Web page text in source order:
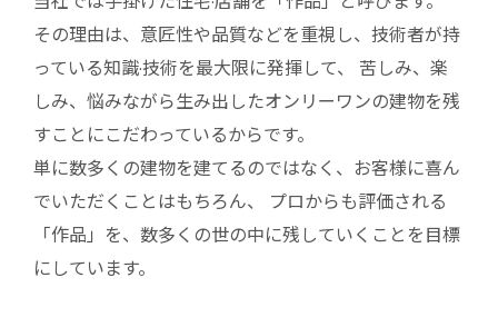
その理由は、意匠性や品質などを重視し、技術者が持
っている知識·技術を最大限に発揮して、 苦しみ、楽
しみ、悩みながら生み出したオンリーワンの建物を残
すことにこだわっているからです。
単に数多くの建物を建てるのではなく、お客様に喜ん
でいただくことはもちろん、
プロからも評価される
「作品」を、数多くの世の中に残していくことを目標
にしています。